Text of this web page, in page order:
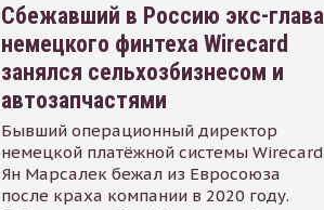
Сбежавший в Россию экс-глава
немецкого финтеха Wirecard
занялся сельхозбизнесом и
автозапчастями
Бывший операционный директор
немецкой платёжной системы Wirecard
Ян Марсалек бежал из Евросоюза
после краха компании в 2020 году.